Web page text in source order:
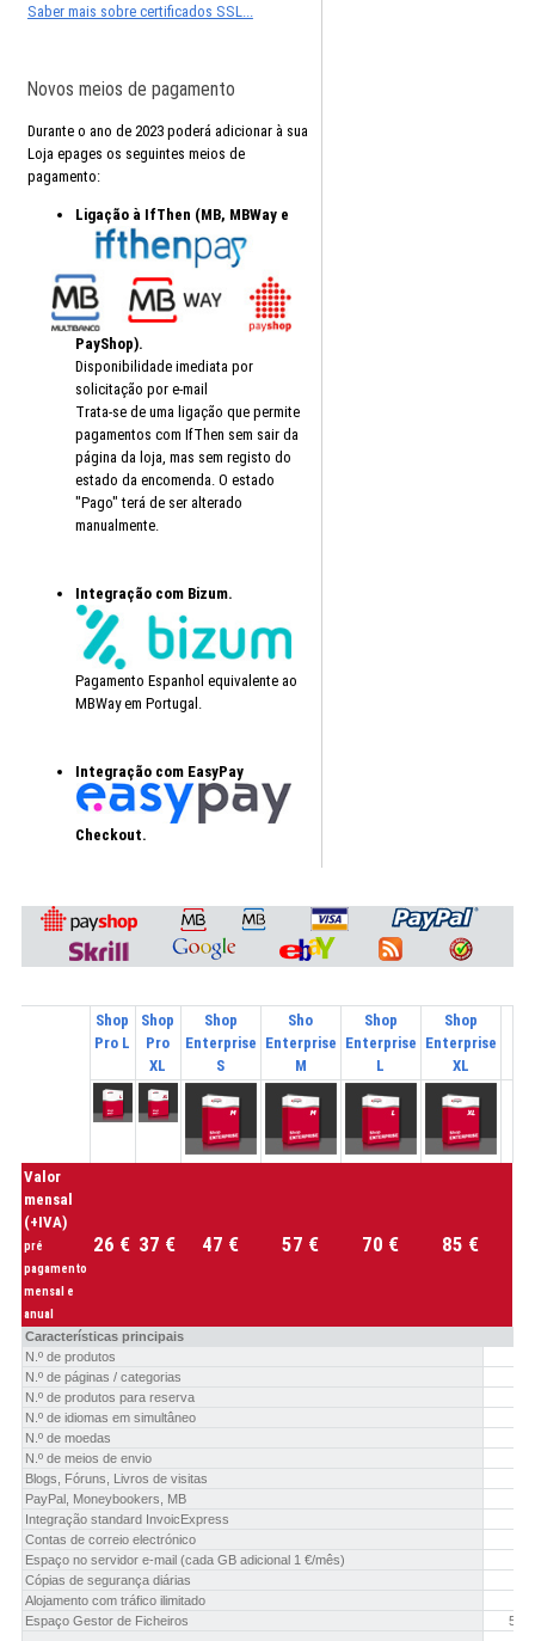
Saber mais sobre certificados SSL...
Novos meios de pagamento
Durante o ano de 2023 poderá adicionar à sua
Loja epages os seguintes meios de
pagamento:
Ligação à IfThen (MB, MBWay e
PayShop).
Disponibilidade imediata por
solicitação por e-mail
Trata-se de uma ligação que permite
pagamentos com IfThen sem sair da
página da loja, mas sem registo do
estado da encomenda. O estado
"Pago" terá de ser alterado
manualmente.
Integração com Bizum.
Pagamento Espanhol equivalente ao
MBWay em Portugal.
Integração com EasyPay
Checkout.
Shop
Pro L
Shop
Pro
XL
Shop
Enterprise
S
Sho
Enterprise
M
Shop
Enterprise
L
Shop
Enterprise
XL
Valor
mensal
(+IVA)
pré
pagamento
mensal e
anual
26 € 37 € 47 € 57 € 70 € 85 €